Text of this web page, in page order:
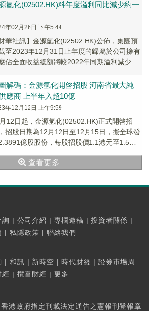
氫化(02502.HK)料年度溢利同比減少約一
年02月26日 下午5:44
財華社訊】金源氫化(02502.HK)公佈，集團預
至2023年12月31日止年度的歸屬於公司擁有
佔全面收益總額將較2022年同期溢利減少約
解碼：金源氫化開啓招股 河南省最大純
應商 上半年入超10億
年12月12日 上午9:59
12日起，金源氫化(02502.HK)正式開啓招
招股日期為12月12日至12月15日，擬全球發
億股股份，每股招股價1.1港元至1.5港
查看更多
詢 | 公司介紹 | 專欄邀稿 | 投資者關係 |
| 私隱政策 | 聯絡我們
| 和訊 | 新時空 | 時代財經 | 證券市場周
經 | 攬富財經 | 更多...
香港政府指定刊載法定通告之憲報刊登報章